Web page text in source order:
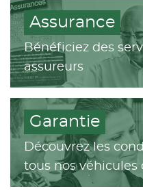
Assurance
Bénéficiez des
assureurs
Garantie
Découvrez les
tous nos véhicules